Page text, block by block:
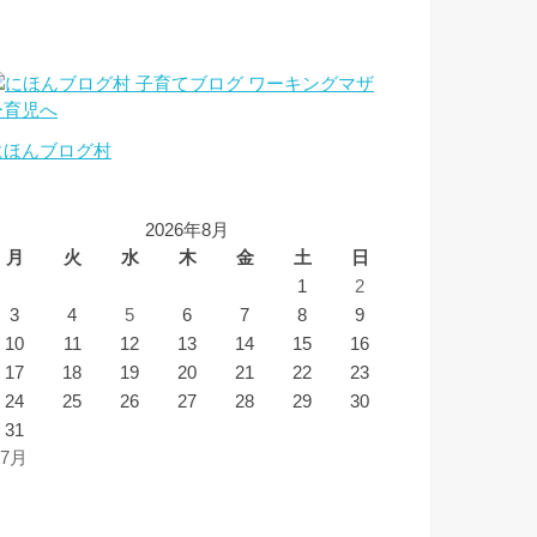
ほんブログ村
2026年8月
月
火 水 木 金 土
日
1
2
3
4 5 6 7 8
9
10
11 12 13 14 15
16
17
18 19 20 21 22
23
24
25 26 27 28 29
30
31
月